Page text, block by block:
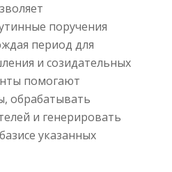
поручения
период для
и созидательных
помогают
обрабатывать
и генерировать
указанных